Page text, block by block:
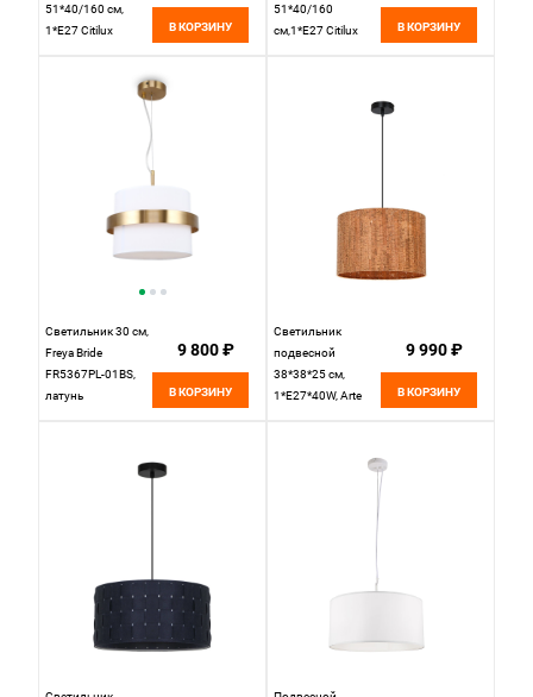
51*40/160 см,
1*Е27 Citilux
В КОРЗИНУ
51*40/160
см,1*Е27 Citilux
В КОРЗИНУ
Светильник 30 см,
Freya Bride
FR5367PL-01BS,
латунь
9 800 ₽
В КОРЗИНУ
Светильник
подвесной
38*38*25 см,
1*E27*40W, Arte
9 990 ₽
В КОРЗИНУ